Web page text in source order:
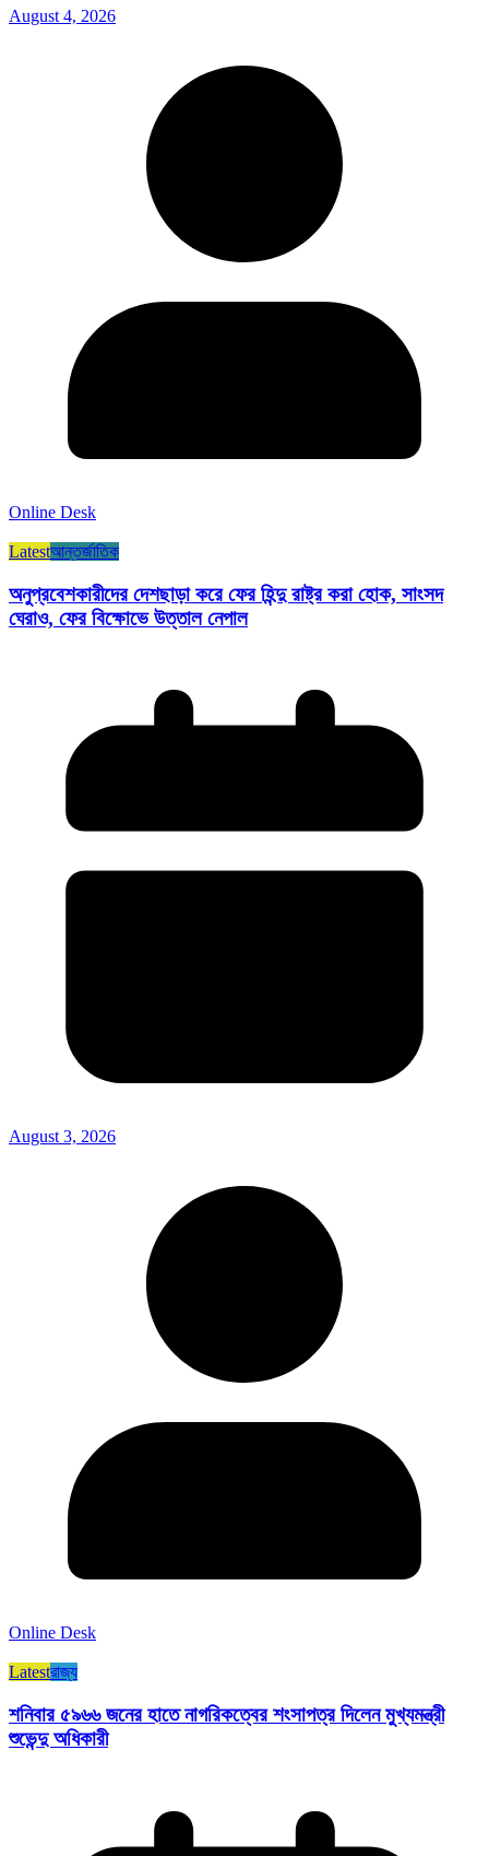
August 4, 2026
Online Desk
Latestআন্তর্জাতিক
অনুপ্রবেশকারীদের দেশছাড়া করে ফের হিন্দু রাষ্ট্র করা হোক, সাংসদ
ঘেরাও, ফের বিক্ষোভে উত্তাল নেপাল
August 3, 2026
Online Desk
Latestরাজ্য​
শনিবার ৫৯৬৬ জনের হাতে নাগরিকত্বের শংসাপত্র দিলেন মুখ্যমন্ত্রী
শুভেন্দু অধিকারী